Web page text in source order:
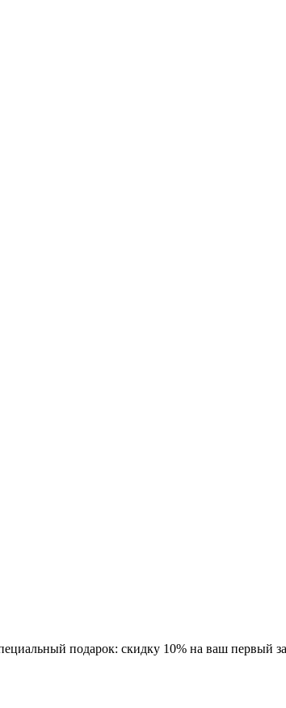
подарок: скидку 10% на ваш первый